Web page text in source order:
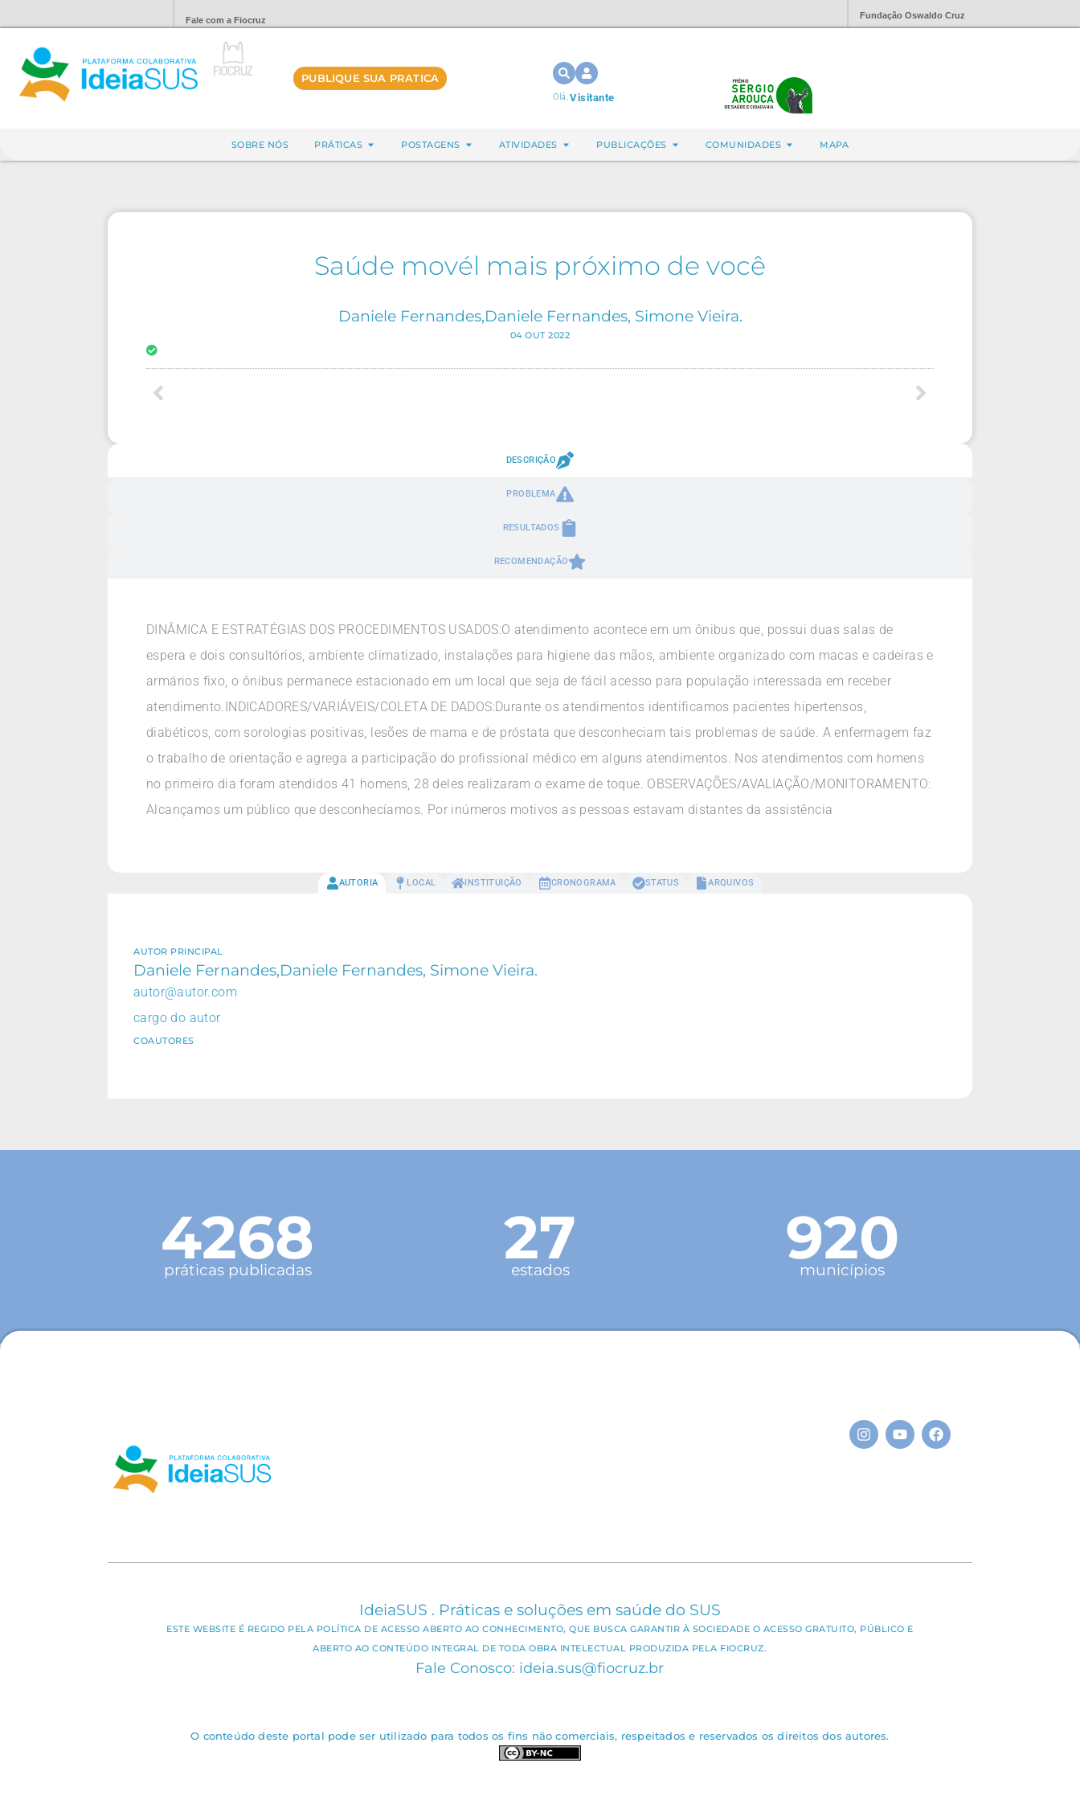
Fale com a Fiocruz Fundação Oswaldo Cruz
PUBLIQUE SUA PRATICA
Olá,Visitante
SOBRE NÓS PRÁTICAS POSTAGENS ATIVIDADES PUBLICAÇÕES COMUNIDADES MAPA
Saúde movél mais próximo de você
Daniele Fernandes,Daniele Fernandes, Simone Vieira.
04 OUT 2022
DESCRIÇÃO
PROBLEMA
RESULTADOS
RECOMENDAÇÃO
DINÂMICA E ESTRATÉGIAS DOS PROCEDIMENTOS USADOS:O atendimento acontece em um ônibus que, possui duas salas de
espera e dois consultórios, ambiente climatizado, instalações para higiene das mãos, ambiente organizado com macas e cadeiras e
armários fixo, o ônibus permanece estacionado em um local que seja de fácil acesso para população interessada em receber
atendimento.INDICADORES/VARIÁVEIS/COLETA DE DADOS:Durante os atendimentos identificamos pacientes hipertensos,
diabéticos, com sorologias positivas, lesões de mama e de próstata que desconheciam tais problemas de saúde. A enfermagem faz
o trabalho de orientação e agrega a participação do profissional médico em alguns atendimentos. Nos atendimentos com homens
no primeiro dia foram atendidos 41 homens, 28 deles realizaram o exame de toque. OBSERVAÇÕES/AVALIAÇÃO/MONITORAMENTO:
Alcançamos um público que desconhecíamos. Por inúmeros motivos as pessoas estavam distantes da assistência
AUTORIA LOCAL INSTITUIÇÃO CRONOGRAMA STATUS ARQUIVOS
AUTOR PRINCIPAL
Daniele Fernandes,Daniele Fernandes, Simone Vieira.
autor@autor.com
cargo do autor
COAUTORES
4268
práticas publicadas 27
estados 920
municípios
IdeiaSUS . Práticas e soluções em saúde do SUS
ESTE WEBSITE É REGIDO PELA POLÍTICA DE ACESSO ABERTO AO CONHECIMENTO, QUE BUSCA GARANTIR À SOCIEDADE O ACESSO GRATUITO, PÚBLICO E
ABERTO AO CONTEÚDO INTEGRAL DE TODA OBRA INTELECTUAL PRODUZIDA PELA FIOCRUZ.
Fale Conosco: ideia.sus@fiocruz.br
O conteúdo deste portal pode ser utilizado para todos os fins não comerciais, respeitados e reservados os direitos dos autores.